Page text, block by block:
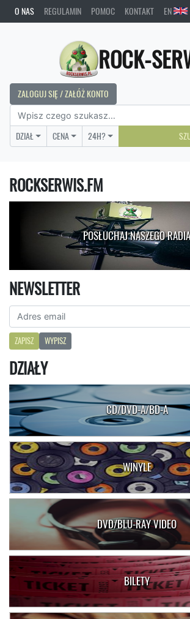
O NAS REGULAMIN POMOC KONTAKT EN
ROCK-
ZALOGUJ SIĘ / ZAŁÓŻ KONTO
DZIAŁ CENA 24H?
ROCKSERWIS.FM
POSŁUCHAJ NASZEGO RADIA
NEWSLETTER
ZAPISZ WYPISZ
DZIAŁY
CD/DVD-A/BD-A
WINYLE
DVD/BLU-RAY VIDEO
BILETY